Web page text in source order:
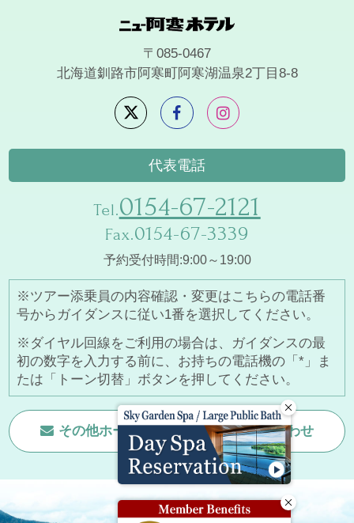
〒085-0467
北海道釧路市阿寒町阿寒湖温泉2丁目8-8
代表電話
Tel.0154-67-2121
Fax.0154-67-3339
予約受付時間:9:00～19:00
※ツアー添乗員の内容確認・変更はこちらの電話番
号からガイダンスに従い1番を選択してください。
※ダイヤル回線をご利用の場合は、ガイダンスの最
初の数字を入力する前に、お持ちの電話機の「*」ま
たは「トーン切替」ボタンを押してください。
その他ホームページに関するお問い合わせ